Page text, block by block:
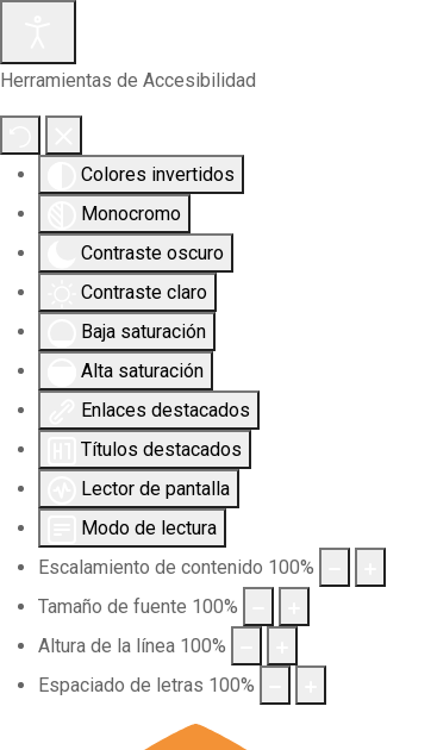
Herramientas de Accesibilidad
Colores invertidos
Monocromo
Contraste oscuro
Contraste claro
Baja saturación
Alta saturación
Enlaces destacados
Títulos destacados
Lector de pantalla
Modo de lectura
Escalamiento de contenido 100%
Tamaño de fuente 100%
Altura de la línea 100%
Espaciado de letras 100%